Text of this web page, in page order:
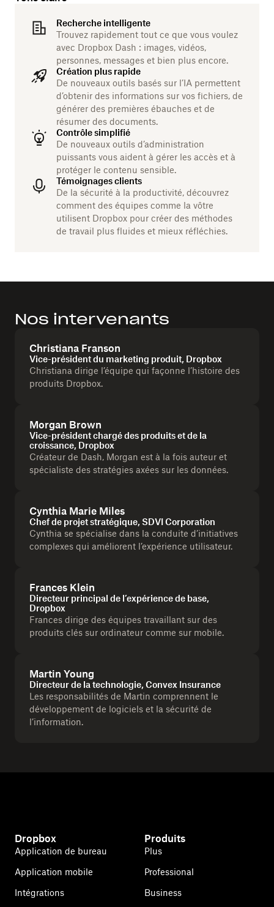
Recherche intelligente
Trouvez rapidement tout ce que vous voulez
avec Dropbox Dash : images, vidéos,
personnes, messages et bien plus encore.
Création plus rapide
De nouveaux outils basés sur l’IA permettent
d’obtenir des informations sur vos fichiers, de
générer des premières ébauches et de
résumer des documents.
Contrôle simplifié
De nouveaux outils d’administration
puissants vous aident à gérer les accès et à
protéger le contenu sensible.
Témoignages clients
De la sécurité à la productivité, découvrez
comment des équipes comme la vôtre
utilisent Dropbox pour créer des méthodes
de travail plus fluides et mieux réfléchies.
Nos intervenants
Christiana Franson
Vice-président du marketing produit, Dropbox
Christiana dirige l’équipe qui façonne l’histoire des
produits Dropbox.
Morgan Brown
Vice-président chargé des produits et de la
croissance, Dropbox
Créateur de Dash, Morgan est à la fois auteur et
spécialiste des stratégies axées sur les données.
Cynthia Marie Miles
Chef de projet stratégique, SDVI Corporation
Cynthia se spécialise dans la conduite d’initiatives
complexes qui améliorent l’expérience utilisateur.
Frances Klein
Directeur principal de l’expérience de base,
Dropbox
Frances dirige des équipes travaillant sur des
produits clés sur ordinateur comme sur mobile.
Martin Young
Directeur de la technologie, Convex Insurance
Les responsabilités de Martin comprennent le
développement de logiciels et la sécurité de
l’information.
Dropbox
Application de bureau
Application mobile
Intégrations
Produits
Plus
Professional
Business